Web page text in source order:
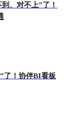
、对不上”了！
了！协伴BI看板